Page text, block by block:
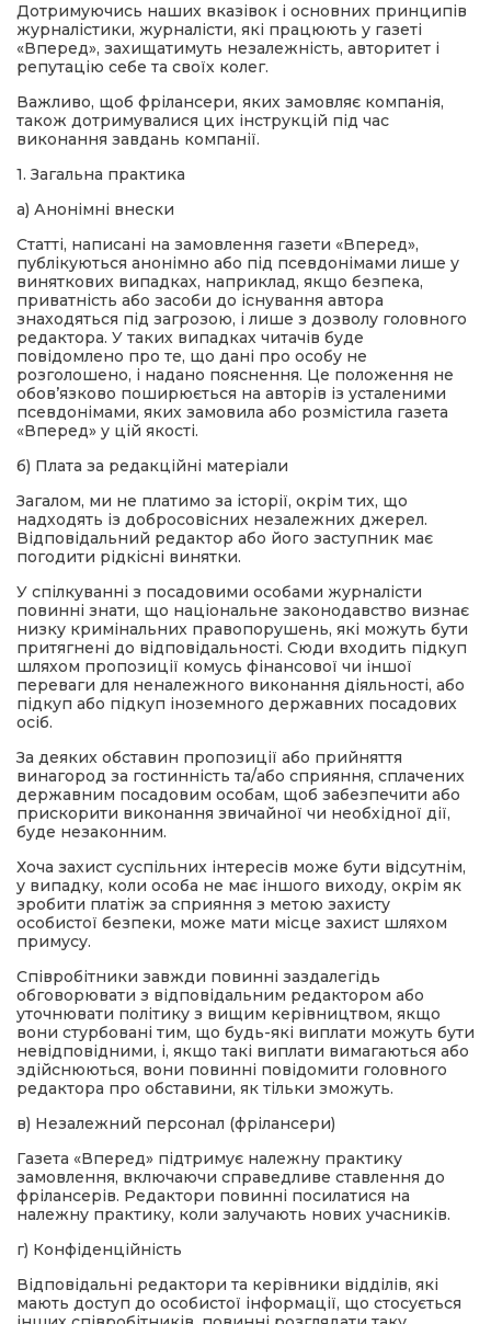
Дотримуючись наших вказівок і основних принципів
журналістики, журналісти, які працюють у газеті
«Вперед», захищатимуть незалежність, авторитет і
репутацію себе та своїх колег.
Важливо, щоб фрілансери, яких замовляє компанія,
також дотримувалися цих інструкцій під час
виконання завдань компанії.
1. Загальна практика
а) Анонімні внески
Статті, написані на замовлення газети «Вперед»,
публікуються анонімно або під псевдонімами лише у
виняткових випадках, наприклад, якщо безпека,
приватність або засоби до існування автора
знаходяться під загрозою, і лише з дозволу головного
редактора. У таких випадках читачів буде
повідомлено про те, що дані про особу не
розголошено, і надано пояснення. Це положення не
обов’язково поширюється на авторів із усталеними
псевдонімами, яких замовила або розмістила газета
«Вперед» у цій якості.
б) Плата за редакційні матеріали
Загалом, ми не платимо за історії, окрім тих, що
надходять із добросовісних незалежних джерел.
Відповідальний редактор або його заступник має
погодити рідкісні винятки.
У спілкуванні з посадовими особами журналісти
повинні знати, що національне законодавство визнає
низку кримінальних правопорушень, які можуть бути
притягнені до відповідальності. Сюди входить підкуп
шляхом пропозиції комусь фінансової чи іншої
переваги для неналежного виконання діяльності, або
підкуп або підкуп іноземного державних посадових
осіб.
За деяких обставин пропозиції або прийняття
винагород за гостинність та/або сприяння, сплачених
державним посадовим особам, щоб забезпечити або
прискорити виконання звичайної чи необхідної дії,
буде незаконним.
Хоча захист суспільних інтересів може бути відсутнім,
у випадку, коли особа не має іншого виходу, окрім як
зробити платіж за сприяння з метою захисту
особистої безпеки, може мати місце захист шляхом
примусу.
Співробітники завжди повинні заздалегідь
обговорювати з відповідальним редактором або
уточнювати політику з вищим керівництвом, якщо
вони стурбовані тим, що будь-які виплати можуть бути
невідповідними, і, якщо такі виплати вимагаються або
здійснюються, вони повинні повідомити головного
редактора про обставини, як тільки зможуть.
в) Незалежний персонал (фрілансери)
Газета «Вперед» підтримує належну практику
замовлення, включаючи справедливе ставлення до
фрілансерів. Редактори повинні посилатися на
належну практику, коли залучають нових учасників.
г) Конфіденційність
Відповідальні редактори та керівники відділів, які
мають доступ до особистої інформації, що стосується